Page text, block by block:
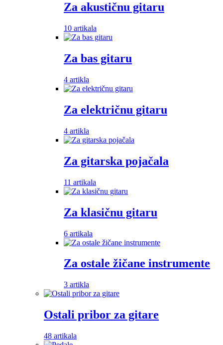
Za akustičnu gitaru
10 artikala
Za bas gitaru
4 artikla
Za električnu gitaru
4 artikla
Za gitarska pojačala
11 artikala
Za klasičnu gitaru
6 artikala
Za ostale žičane instrumente
3 artikla
Ostali pribor za gitare
48 artikala